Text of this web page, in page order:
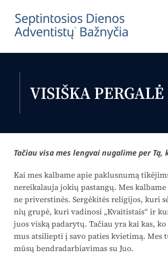
VISIŠKA
Tačiau visa mes lengvai nugalime per
Kai mes kalbame apie paklusnumą
nereikalauja jokių pastangų. Mes
ne priverstinės. Ser­gėkitės religijos, kuri
nių grupė, kuri vadinosi „Kvaitistais“ ir
juos viską padarytų. Tačiau yra kai kas,
mus atsiliepti į savo paties kvietimą.
mūsų bendradarbiavimas su Juo.